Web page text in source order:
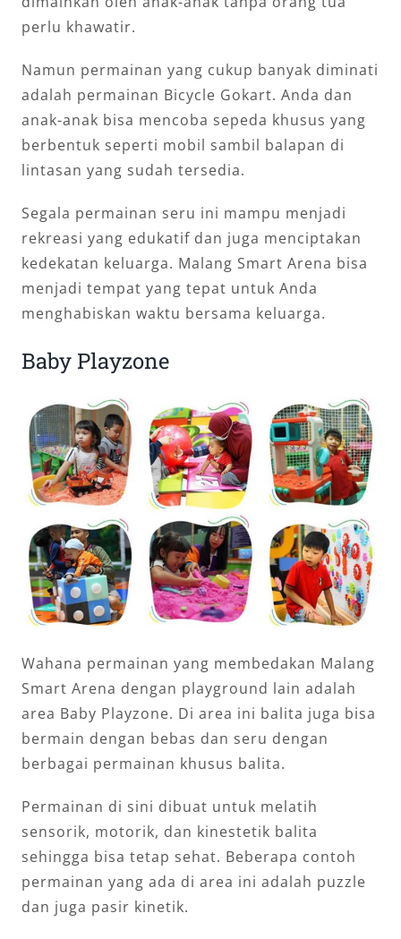
perlu khawatir.
Namun permainan yang cukup banyak diminati
adalah permainan Bicycle Gokart. Anda dan
anak-anak bisa mencoba sepeda khusus yang
berbentuk seperti mobil sambil balapan di
lintasan yang sudah tersedia.
Segala permainan seru ini mampu menjadi
rekreasi yang edukatif dan juga menciptakan
kedekatan keluarga. Malang Smart Arena bisa
menjadi tempat yang tepat untuk Anda
menghabiskan waktu bersama keluarga.
Baby Playzone
Wahana permainan yang membedakan Malang
Smart Arena dengan playground lain adalah
area Baby Playzone. Di area ini balita juga bisa
bermain dengan bebas dan seru dengan
berbagai permainan khusus balita.
Permainan di sini dibuat untuk melatih
sensorik, motorik, dan kinestetik balita
sehingga bisa tetap sehat. Beberapa contoh
permainan yang ada di area ini adalah puzzle
dan juga pasir kinetik.